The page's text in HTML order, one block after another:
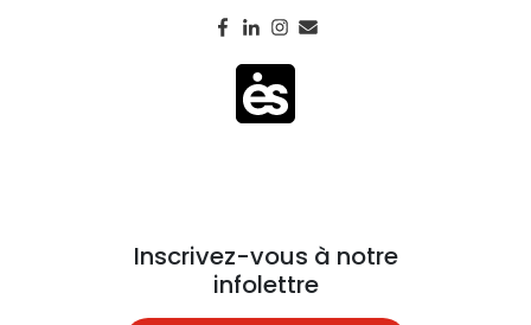
Inscrivez-vous à notre
infolettre